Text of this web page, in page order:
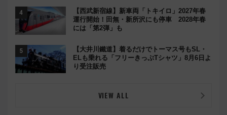
【西武新宿線】新車両「トキイロ」2027年春
運行開始！田無・新所沢にも停車 2028年春
には「第2弾」も
【大井川鐵道】着るだけでトーマス号もSL・
ELも乗れる「フリーきっぷTシャツ」8月6日よ
り受注販売
VIEW ALL